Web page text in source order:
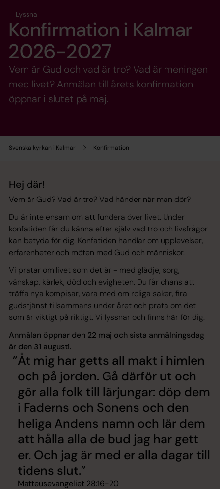
Svenska kyrkan i Kalmar Konfirmation
Lyssna
Konfirmation i Kalmar
2026-2027
Vem är Gud och vad är tro? Vad är meningen
med livet? Anmälan till årets konfirmation
öppnar i slutet på maj.
Hej där!
Vem är Gud? Vad är tro? Vad händer när man dör?
Du är inte ensam om att fundera över livet. Under
konfatiden får du känna efter själv vad tro och livsfrågor
kan betyda för dig. Konfatiden handlar om upplevelser,
erfarenheter och möten med Gud och människor.
Vi pratar om livet som det är - med glädje, sorg,
vänskap, kärlek, död och evigheten. Du får chans att
träffa nya kompisar, vara med om roliga saker, fira
gudstjänst tillsammans under året och prata om det
som är viktigt på riktigt. Vi lyssnar och finns här för dig.
Anmälan öppnar den 22 maj och sista anmälningsdag
är den 31 augusti.
Åt mig har getts all makt i himlen
och på jorden. Gå därför ut och
gör alla folk till lärjungar: döp dem
i Faderns och Sonens och den
heliga Andens namn och lär dem
att hålla alla de bud jag har gett
er. Och jag är med er alla dagar till
tidens slut.
Matteusevangeliet 28:16-20